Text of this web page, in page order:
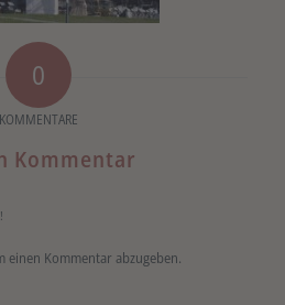
0
KOMMENTARE
Kommentar
einen Kommentar abzugeben.